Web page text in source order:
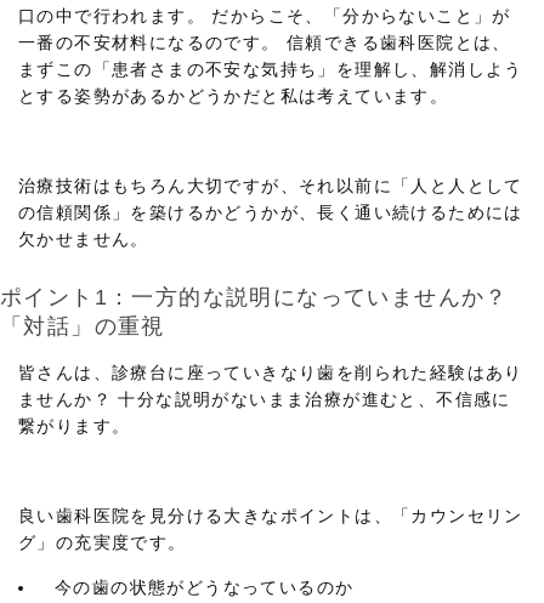
口の中で行われます。 だからこそ、「分からないこと」が
一番の不安材料になるのです。 信頼できる歯科医院とは、
まずこの「患者さまの不安な気持ち」を理解し、解消しよう
とする姿勢があるかどうかだと私は考えています。
治療技術はもちろん大切ですが、それ以前に「人と人として
の信頼関係」を築けるかどうかが、長く通い続けるためには
欠かせません。
ポイント1：一方的な説明になっていませんか？
「対話」の重視
皆さんは、診療台に座っていきなり歯を削られた経験はあり
ませんか？ 十分な説明がないまま治療が進むと、不信感に
繋がります。
良い歯科医院を見分ける大きなポイントは、「カウンセリン
グ」の充実度です。
今の歯の状態がどうなっているのか